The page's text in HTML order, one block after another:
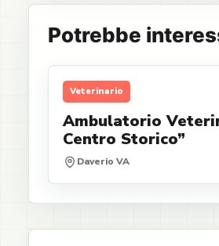
Potrebbe
Veterinario
Ambulatorio
Centro Storico”
Daverio VA